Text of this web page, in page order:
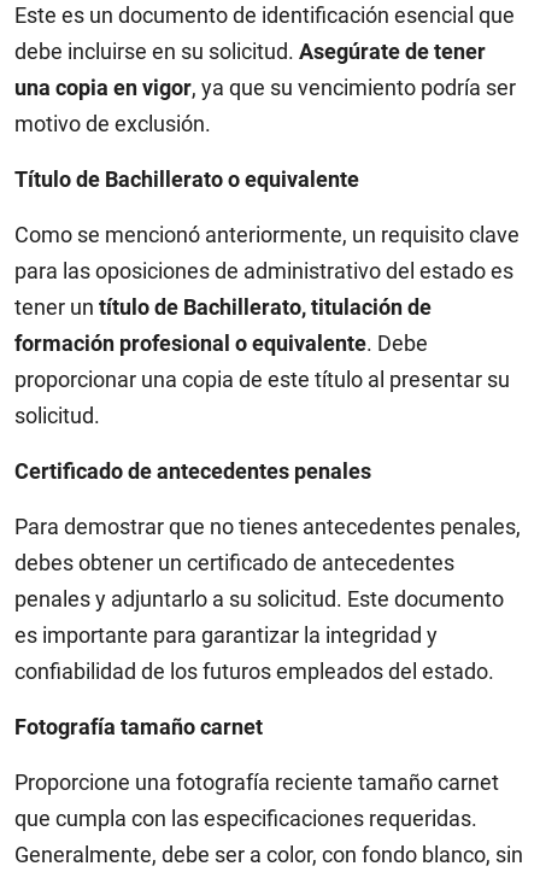
Este es un documento de identificación esencial que
debe incluirse en su solicitud. Asegúrate de tener
una copia en vigor, ya que su vencimiento podría ser
motivo de exclusión.
Título de Bachillerato o equivalente
Como se mencionó anteriormente, un requisito clave
para las oposiciones de administrativo del estado es
tener un título de Bachillerato, titulación de
formación profesional o equivalente. Debe
proporcionar una copia de este título al presentar su
solicitud.
Certificado de antecedentes penales
Para demostrar que no tienes antecedentes penales,
debes obtener un certificado de antecedentes
penales y adjuntarlo a su solicitud. Este documento
es importante para garantizar la integridad y
confiabilidad de los futuros empleados del estado.
Fotografía tamaño carnet
Proporcione una fotografía reciente tamaño carnet
que cumpla con las especificaciones requeridas.
Generalmente, debe ser a color, con fondo blanco, sin